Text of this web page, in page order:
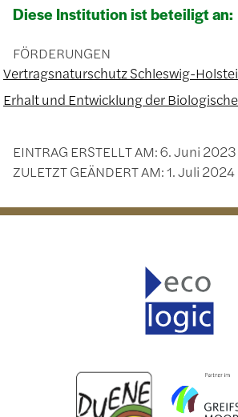
Diese Institution ist beteiligt an:
FÖRDERUNGEN
Vertragsnaturschutz Schleswig-
Erhalt und Entwicklung der
EINTRAG ERSTELLT AM:6. Juni 2023
ZULETZT GEÄNDERT AM:1. Juli 2024